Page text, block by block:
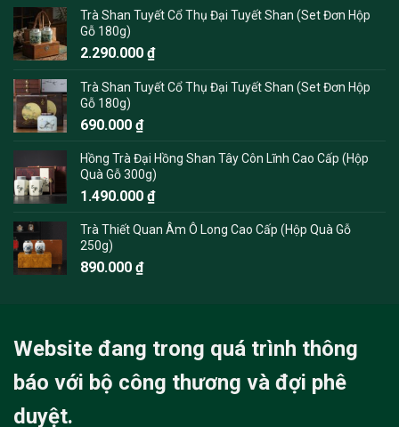
Trà Shan Tuyết Cổ Thụ Đại Tuyết Shan (Set Đơn Hộp
Gỗ 180g)
2.290.000 ₫
Trà Shan Tuyết Cổ Thụ Đại Tuyết Shan (Set Đơn Hộp
Gỗ 180g)
690.000 ₫
Hồng Trà Đại Hồng Shan Tây Côn Lĩnh Cao Cấp (Hộp
Quà Gỗ 300g)
1.490.000 ₫
Trà Thiết Quan Âm Ô Long Cao Cấp (Hộp Quà Gỗ
250g)
890.000 ₫
Website đang trong quá trình thông
báo với bộ công thương và đợi phê
duyệt.